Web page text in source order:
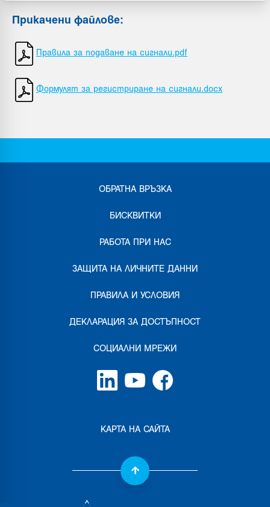
Прикачени файлове:
Правила за подаване на сигнали.pdf
Формулят за регистриране на сигнали.docx
ОБРАТНА ВРЪЗКА
БИСКВИТКИ
РАБОТА ПРИ НАС
ЗАЩИТА НА ЛИЧНИТЕ ДАННИ
ПРАВИЛА И УСЛОВИЯ
ДЕКЛАРАЦИЯ ЗА ДОСТЪПНОСТ
СОЦИАЛНИ МРЕЖИ
КАРТА НА САЙТА